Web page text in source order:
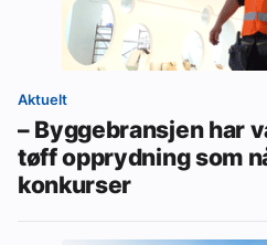
Aktuelt
– Byggebransjen har
tøff opprydning som
konkurser